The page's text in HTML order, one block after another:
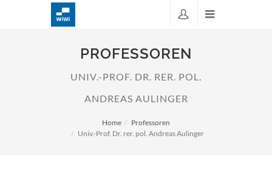
PROFESSOREN
UNIV.-PROF. DR. RER. POL.
ANDREAS AULINGER
Home
Professoren
Univ.-Prof. Dr. rer. pol. Andreas Aulinger